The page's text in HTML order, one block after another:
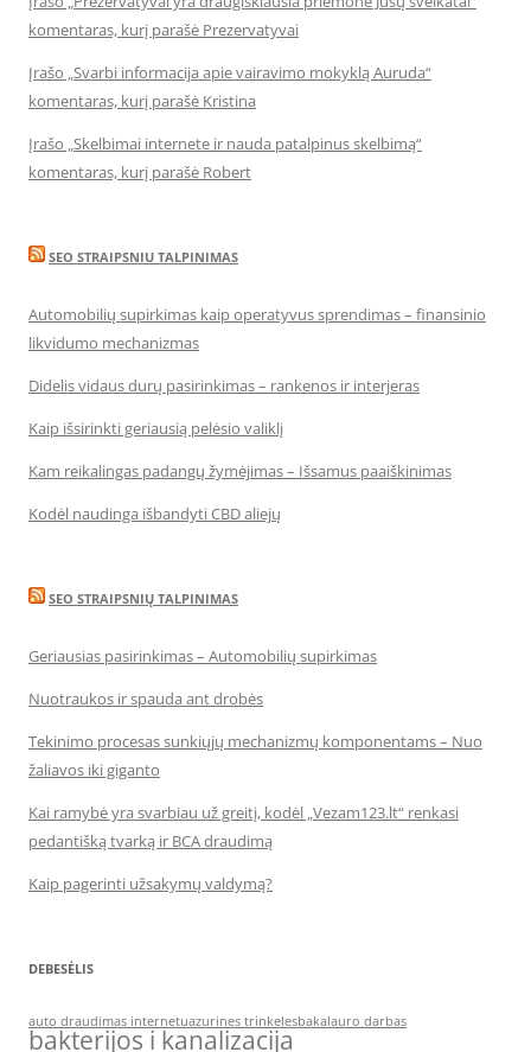
komentaras, kurį parašė Prezervatyvai
Įrašo „Svarbi informacija apie vairavimo mokyklą Auruda“
komentaras, kurį parašė Kristina
Įrašo „Skelbimai internete ir nauda patalpinus skelbimą“
komentaras, kurį parašė Robert
SEO STRAIPSNIU TALPINIMAS
Automobilių supirkimas kaip operatyvus sprendimas – finansinio
likvidumo mechanizmas
Didelis vidaus durų pasirinkimas – rankenos ir interjeras
Kaip išsirinkti geriausią pelėsio valiklį
Kam reikalingas padangų žymėjimas – Išsamus paaiškinimas
Kodėl naudinga išbandyti CBD aliejų
SEO STRAIPSNIŲ TALPINIMAS
Geriausias pasirinkimas – Automobilių supirkimas
Nuotraukos ir spauda ant drobės
Tekinimo procesas sunkiųjų mechanizmų komponentams – Nuo
žaliavos iki giganto
Kai ramybė yra svarbiau už greitį, kodėl „Vezam123.lt“ renkasi
pedantišką tvarką ir BCA draudimą
Kaip pagerinti užsakymų valdymą?
DEBESĖLIS
auto draudimas internetuazurines trinkelesbakalauro darbas
bakterijos i kanalizacija